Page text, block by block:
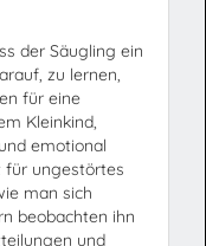
der Säugling ein
zu lernen,
für eine
Kleinkind,
emotional
für ungestörtes
man sich
beobachten ihn
und